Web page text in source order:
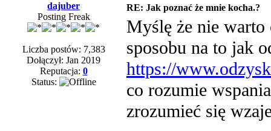
dajuber
Posting Freak
Liczba postów: 7,383
Dołączył: Jan 2019
Reputacja: 0
Status:
RE: Jak poznać że mnie kocha.?
Myślę że nie warto
sposobu na to jak
https://
co rozumie
zrozumieć się